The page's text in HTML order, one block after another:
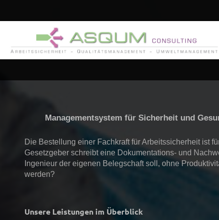
Managementsystem für Sicherheit und
Die Bestellung einer Fachkraft für Arbeitssicherheit ist
Gesetzgeber schreibt eine Dokumentations- und
Ingenieur der eigenen Belegschaft soll, ohne
werden?
Unsere Leistungen im Überblick